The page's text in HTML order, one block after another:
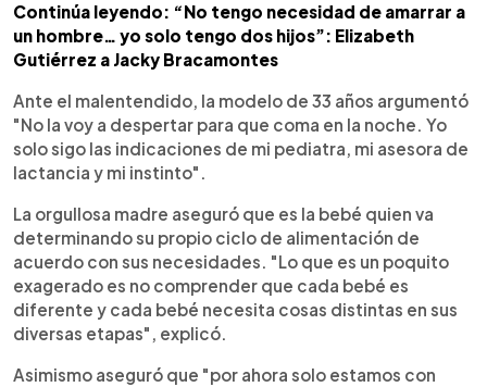
Continúa leyendo: “No tengo necesidad de amarrar a
un hombre… yo solo tengo dos hijos”: Elizabeth
Gutiérrez a Jacky Bracamontes
Ante el malentendido, la modelo de 33 años argumentó
"No la voy a despertar para que coma en la noche. Yo
solo sigo las indicaciones de mi pediatra, mi asesora de
lactancia y mi instinto".
La orgullosa madre aseguró que es la bebé quien va
determinando su propio ciclo de alimentación de
acuerdo con sus necesidades. "Lo que es un poquito
exagerado es no comprender que cada bebé es
diferente y cada bebé necesita cosas distintas en sus
diversas etapas", explicó.
Asimismo aseguró que "por ahora solo estamos con